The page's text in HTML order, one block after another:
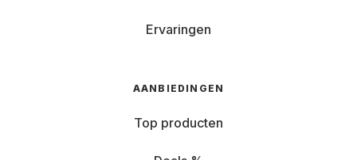
Ervaringen
AANBIEDINGEN
Top producten